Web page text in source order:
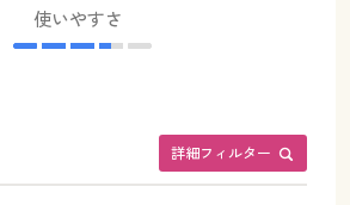
使いやすさ
詳細フィルター